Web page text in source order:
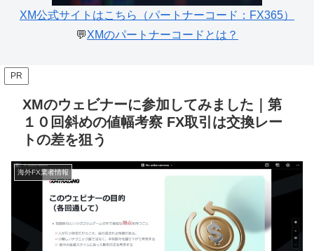
XM公式サイトはこちら（パートナーコード：FX365）
💬XMのパートナーコードとは？
PR
XMのウェビナーに参加してみました｜第
１０回斜めの値幅考察 FX取引は交換レー
トの差を狙う
海外FX業者情報